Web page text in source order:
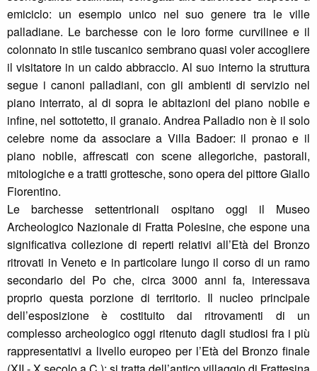
emiciclo: un esempio unico nel suo genere tra le ville
palladiane. Le barchesse con le loro forme curvilinee e il
colonnato in stile tuscanico sembrano quasi voler accogliere
il visitatore in un caldo abbraccio. Al suo interno la struttura
segue i canoni palladiani, con gli ambienti di servizio nel
piano interrato, al di sopra le abitazioni del piano nobile e
infine, nel sottotetto, il granaio. Andrea Palladio non è il solo
celebre nome da associare a Villa Badoer: il pronao e il
piano nobile, affrescati con scene allegoriche, pastorali,
mitologiche e a tratti grottesche, sono opera del pittore Giallo
Fiorentino.
Le barchesse settentrionali ospitano oggi il Museo
Archeologico Nazionale di Fratta Polesine, che espone una
significativa collezione di reperti relativi all’Età del Bronzo
ritrovati in Veneto e in particolare lungo il corso di un ramo
secondario del Po che, circa 3000 anni fa, interessava
proprio questa porzione di territorio. Il nucleo principale
dell’esposizione è costituito dai ritrovamenti di un
complesso archeologico oggi ritenuto dagli studiosi fra i più
rappresentativi a livello europeo per l’Età del Bronzo finale